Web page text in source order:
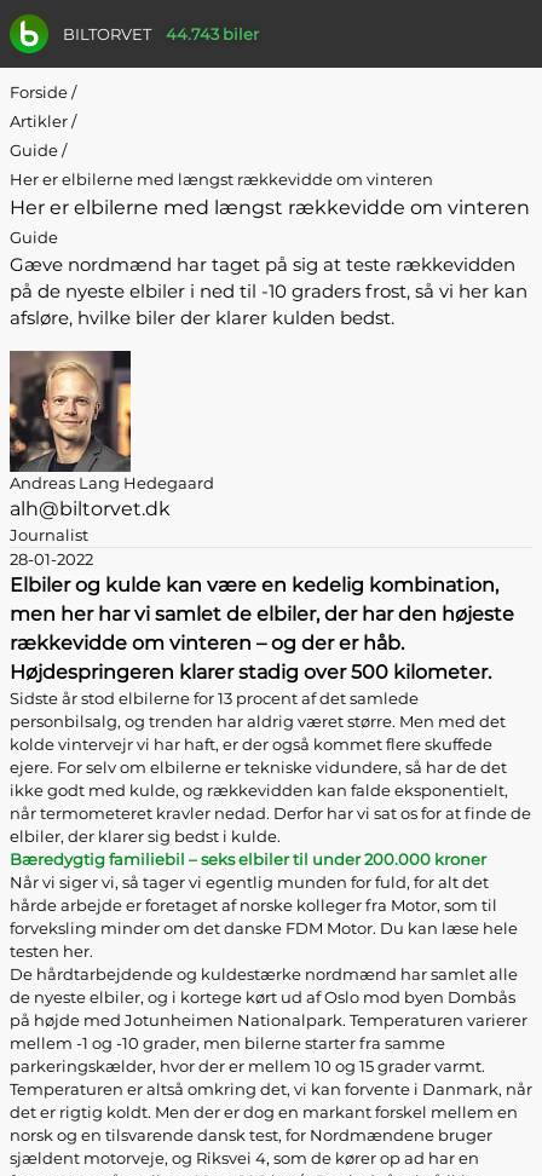
BILTORVET 44.743 biler
Forside/
Artikler/
Guide/
Her er elbilerne med længst rækkevidde om vinteren
Her er elbilerne med længst rækkevidde om vinteren
Guide
Gæve nordmænd har taget på sig at teste rækkevidden
på de nyeste elbiler i ned til -10 graders frost, så vi her kan
afsløre, hvilke biler der klarer kulden bedst.
Andreas Lang Hedegaard
alh@biltorvet.dk
Journalist
28-01-2022
Elbiler og kulde kan være en kedelig kombination,
men her har vi samlet de elbiler, der har den højeste
rækkevidde om vinteren – og der er håb.
Højdespringeren klarer stadig over 500 kilometer.
Sidste år stod elbilerne for 13 procent af det samlede
personbilsalg, og trenden har aldrig været større. Men med det
kolde vintervejr vi har haft, er der også kommet flere skuffede
ejere. For selv om elbilerne er tekniske vidundere, så har de det
ikke godt med kulde, og rækkevidden kan falde eksponentielt,
når termometeret kravler nedad. Derfor har vi sat os for at finde de
elbiler, der klarer sig bedst i kulde.
Bæredygtig familiebil – seks elbiler til under 200.000 kroner
Når vi siger vi, så tager vi egentlig munden for fuld, for alt det
hårde arbejde er foretaget af norske kolleger fra Motor, som til
forveksling minder om det danske FDM Motor. Du kan læse hele
testen her.
De hårdtarbejdende og kuldestærke nordmænd har samlet alle
de nyeste elbiler, og i kortege kørt ud af Oslo mod byen Dombås
på højde med Jotunheimen Nationalpark. Temperaturen varierer
mellem -1 og -10 grader, men bilerne starter fra samme
parkeringskælder, hvor der er mellem 10 og 15 grader varmt.
Temperaturen er altså omkring det, vi kan forvente i Danmark, når
det er rigtig koldt. Men der er dog en markant forskel mellem en
norsk og en tilsvarende dansk test, for Nordmændene bruger
sjældent motorveje, og Riksvei 4, som de kører op ad har en